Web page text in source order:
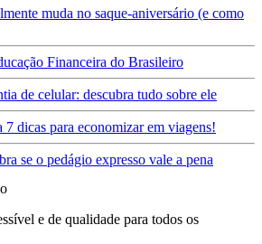
muda no saque-aniversário (e como
Financeira do Brasileiro
de celular: descubra tudo sobre ele
7 dicas para economizar em viagens!
se o pedágio expresso vale a pena
e de qualidade para todos os